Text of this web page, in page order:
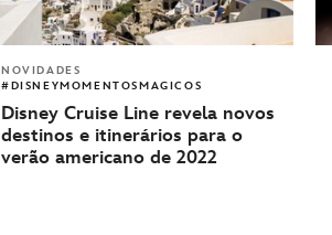
NOVIDADES
#DISNEYMOMENTOSMAGICOS
Disney Cruise Line revela novos
destinos e itinerários para o
verão americano de 2022